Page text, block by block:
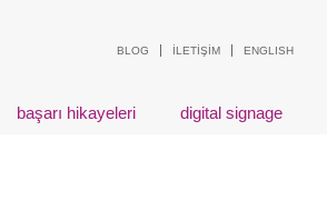
BLOG İLETİŞİM ENGLISH
başarı hikayeleri digital signage